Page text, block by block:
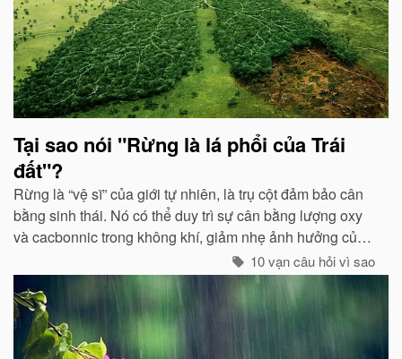
Tại sao nói "Rừng là lá phổi của Trái
đất"?
Rừng là “vệ sĩ” của giới tự nhiên, là trụ cột đảm bảo cân
bằng sinh thái. Nó có thể duy trì sự cân bằng lượng oxy
và cacbonnic trong không khí, giảm nhẹ ảnh hưởng của
các chất thải, khí độc gây nên ô nhiễm, làm trong sạch
môi trường...
10 vạn câu hỏi vì sao